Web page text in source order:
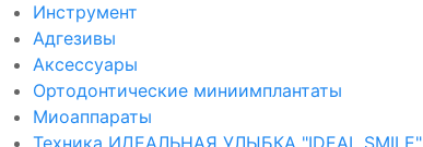
Инструмент
Адгезивы
Аксессуары
Ортодонтические миниимплантаты
Миоаппараты
Техника ИДЕАЛЬНАЯ УЛЫБКА "IDEAL SMILE"